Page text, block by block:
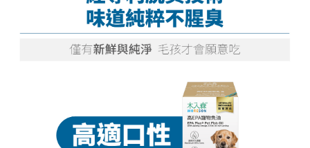
權轉讓予恩沛科技股份有限公司。
２．關於個人資料處理事宜，請瀏覽以下網址：
https://aftee.tw/terms/#terms3
３．未成年的使用者請事先徵得法定代理人或監護人之同意方可使用
「AFTEE先享後付」，若未經同意申辦者引起之損失，本公司不負相關責
時審查核予不同之上限額度；若仍有額度不足之情形，本公司將視審查結果
５．嚴禁一人註冊多個帳號或使用他人資訊註冊。若發現惡意使用之情形，
恩沛科技股份有限公司將有權停止該用戶之使用額度並採取法律行動。